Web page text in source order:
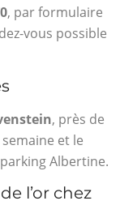
, par formulaire
vous possible
, près de
semaine et le
Albertine.
l’or chez